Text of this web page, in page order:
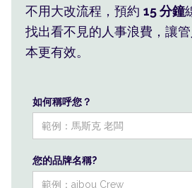
不用大改流程，預約 15 分鐘
找出看不見的人事浪費，讓
本更有效。
如何稱呼您？
您的品牌名稱?